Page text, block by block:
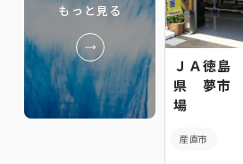
もっと見る
ＪＡ徳島
県 夢市
場
産直市